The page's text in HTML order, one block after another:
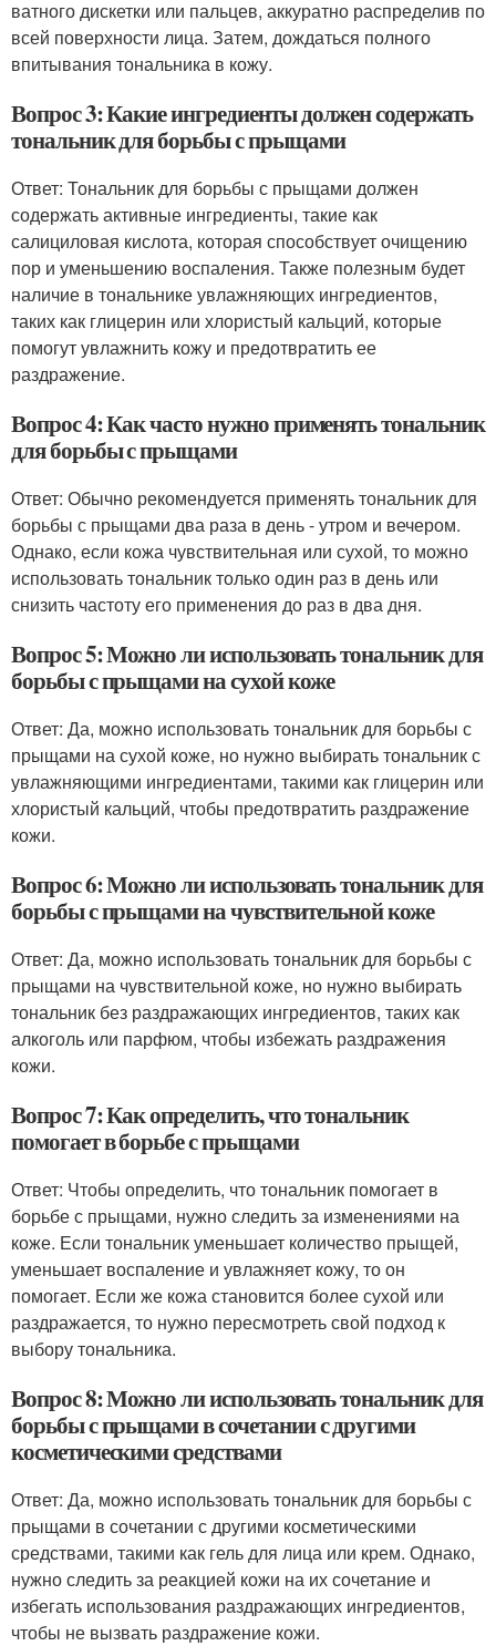
ватного дискетки или пальцев, аккуратно распределив по
всей поверхности лица. Затем, дождаться полного
впитывания тональника в кожу.
Вопрос 3: Какие ингредиенты должен содержать
тональник для борьбы с прыщами
Ответ: Тональник для борьбы с прыщами должен
содержать активные ингредиенты, такие как
салициловая кислота, которая способствует очищению
пор и уменьшению воспаления. Также полезным будет
наличие в тональнике увлажняющих ингредиентов,
таких как глицерин или хлористый кальций, которые
помогут увлажнить кожу и предотвратить ее
раздражение.
Вопрос 4: Как часто нужно применять тональник
для борьбы с прыщами
Ответ: Обычно рекомендуется применять тональник для
борьбы с прыщами два раза в день - утром и вечером.
Однако, если кожа чувствительная или сухой, то можно
использовать тональник только один раз в день или
снизить частоту его применения до раз в два дня.
Вопрос 5: Можно ли использовать тональник для
борьбы с прыщами на сухой коже
Ответ: Да, можно использовать тональник для борьбы с
прыщами на сухой коже, но нужно выбирать тональник с
увлажняющими ингредиентами, такими как глицерин или
хлористый кальций, чтобы предотвратить раздражение
кожи.
Вопрос 6: Можно ли использовать тональник для
борьбы с прыщами на чувствительной коже
Ответ: Да, можно использовать тональник для борьбы с
прыщами на чувствительной коже, но нужно выбирать
тональник без раздражающих ингредиентов, таких как
алкоголь или парфюм, чтобы избежать раздражения
кожи.
Вопрос 7: Как определить, что тональник
помогает в борьбе с прыщами
Ответ: Чтобы определить, что тональник помогает в
борьбе с прыщами, нужно следить за изменениями на
коже. Если тональник уменьшает количество прыщей,
уменьшает воспаление и увлажняет кожу, то он
помогает. Если же кожа становится более сухой или
раздражается, то нужно пересмотреть свой подход к
выбору тональника.
Вопрос 8: Можно ли использовать тональник для
борьбы с прыщами в сочетании с другими
косметическими средствами
Ответ: Да, можно использовать тональник для борьбы с
прыщами в сочетании с другими косметическими
средствами, такими как гель для лица или крем. Однако,
нужно следить за реакцией кожи на их сочетание и
избегать использования раздражающих ингредиентов,
чтобы не вызвать раздражение кожи.